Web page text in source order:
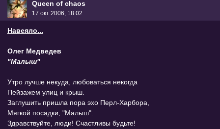
Queen of chaos
17 окт 2006, 18:02
Навеяло...
Олег Медведев
"Малыш"
Утро лучше некуда, любоваться некогда
Пейзажем улиц и крыш.
Заглушить пришла пора эхо Перл-Харбора,
Мягкой посадки, "Малыш".
Здравствуйте, люди! Счастливы будьте!